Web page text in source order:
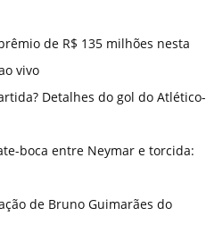
de R$ 135 milhões nesta
vivo
Detalhes do gol do Atlético-
boca entre Neymar e torcida:
de Bruno Guimarães do